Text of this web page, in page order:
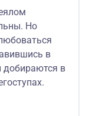
Но
в
в